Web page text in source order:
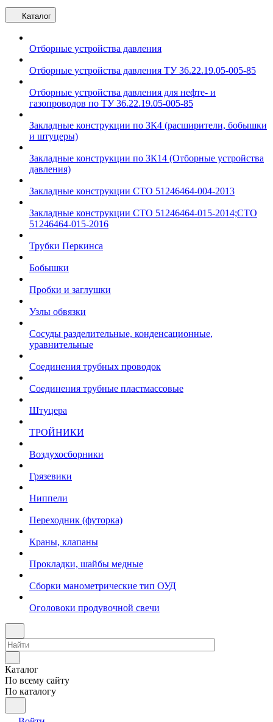
Каталог
Отборные устройства давления
Отборные устройства давления ТУ 36.22.19.05-005-85
Отборные устройства давления для нефте- и
газопроводов по ТУ 36.22.19.05-005-85
Закладные конструкции по ЗК4 (расширители, бобышки
и штуцеры)
Закладные конструкции по ЗК14 (Отборные устройства
давления)
Закладные конструкции СТО 51246464-004-2013
Закладные конструкции СТО 51246464-015-2014;СТО
51246464-015-2016
Трубки Перкинса
Бобышки
Пробки и заглушки
Узлы обвязки
Сосуды разделительные, конденсационные,
уравнительные
Соединения трубных проводок
Соединения трубные пластмассовые
Штуцера
ТРОЙНИКИ
Воздухосборники
Грязевики
Ниппели
Переходник (футорка)
Краны, клапаны
Прокладки, шайбы медные
Сборки манометрические тип ОУД
Оголовоки продувочной свечи
Каталог
По всему сайту
По каталогу